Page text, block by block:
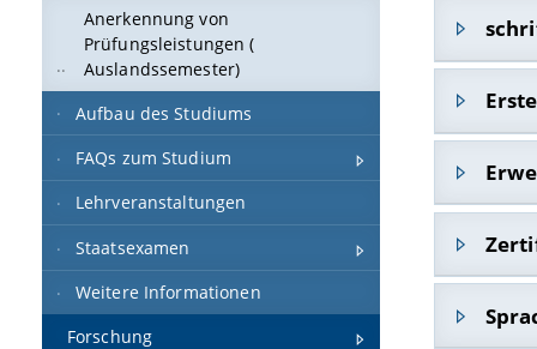
Anerkennung von
Prüfungsleistungen (
Auslandssemester)
Aufbau des Studiums
FAQs zum Studium
Lehrveranstaltungen
Staatsexamen
Weitere Informationen
Forschung
Neben
Die
der
die
Das
An der
An der